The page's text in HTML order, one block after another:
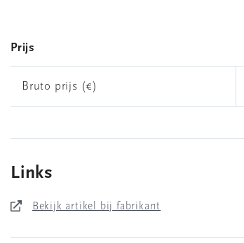
Prijs
Bruto prijs (€)
Links
Bekijk artikel bij fabrikant